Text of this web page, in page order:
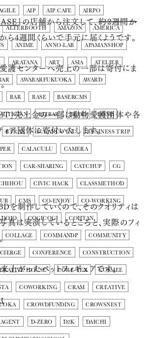
AIP AIP CAFE AIRPO
ALTERBOOTH AMAZON AMERICA
ANIME ANNO-LAB APAMANSHOP
ARATANA ART ASIA ATELIER
AWABARFUKUOKA AWARD
BAR BASE BASERCMS
BIZBAR BLOG BOND
BTRAX BULANCO INC BUSINESS TRIP
CALACULU CAMERA
CAR-SHARING CATCHUP CG
CIVIC HACK CLASSMETHOD
CMS CO-ENJOY CO-WORKING
COGICOGI COHTAN
COLLAGE COMMANDP COMMUNITY
CONFERENCE CONSTRUCTION
HOUSE CORE-TEX COSMEE
COWORKING CRAM CREATIVE
CROWDFUNDING CROWSNEST
D-ZERO D2K DAICHI
』の店舗から注文して、約2週間か
ら4週間くらいで手元に届くようです。
護センターへ売上の一部は寄付にま
」売上金の一部は動物愛護団体や各
ィア団体に寄付いたします。
制作していくので、そのクオリティは
真は実演しているところと、実際のフィ
上がったペットフィギュアです。